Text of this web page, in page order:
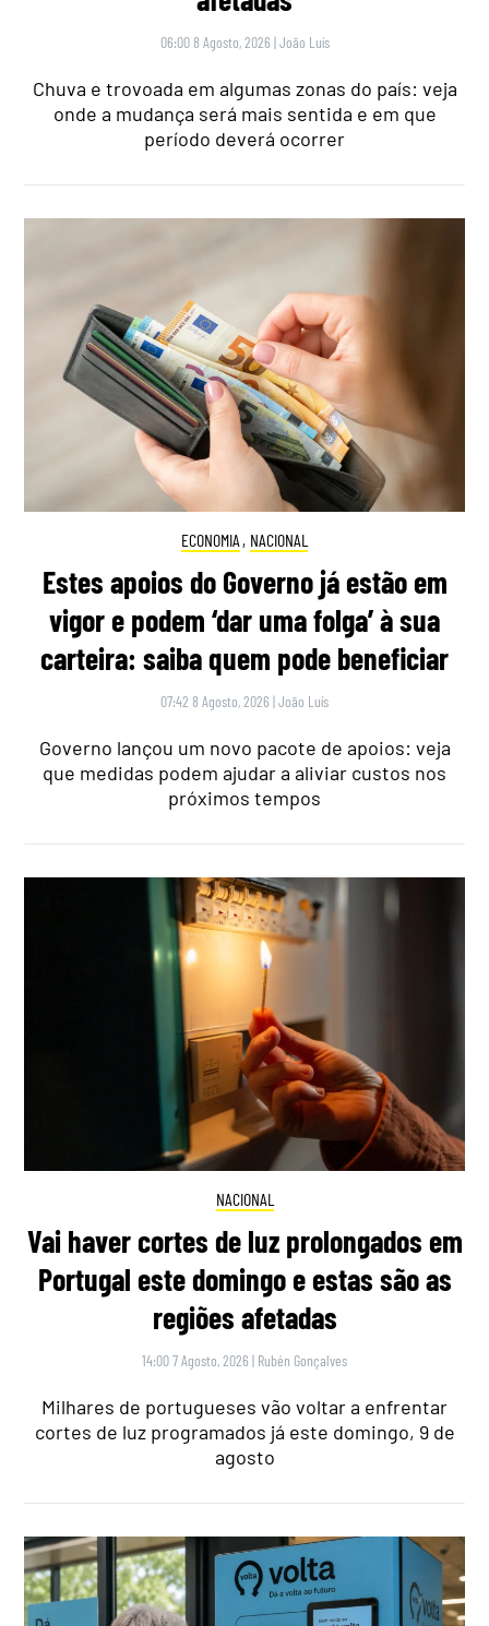
06:00 8 Agosto, 2026 |João Luís
Chuva e trovoada em algumas zonas do país: veja
onde a mudança será mais sentida e em que
período deverá ocorrer
ECONOMIA , NACIONAL
Estes apoios do Governo já estão em
vigor e podem ‘dar uma folga’ à sua
carteira: saiba quem pode beneficiar
07:42 8 Agosto, 2026 |João Luís
Governo lançou um novo pacote de apoios: veja
que medidas podem ajudar a aliviar custos nos
próximos tempos
NACIONAL
Vai haver cortes de luz prolongados em
Portugal este domingo e estas são as
regiões afetadas
14:00 7 Agosto, 2026 | Rubén Gonçalves
Milhares de portugueses vão voltar a enfrentar
cortes de luz programados já este domingo, 9 de
agosto